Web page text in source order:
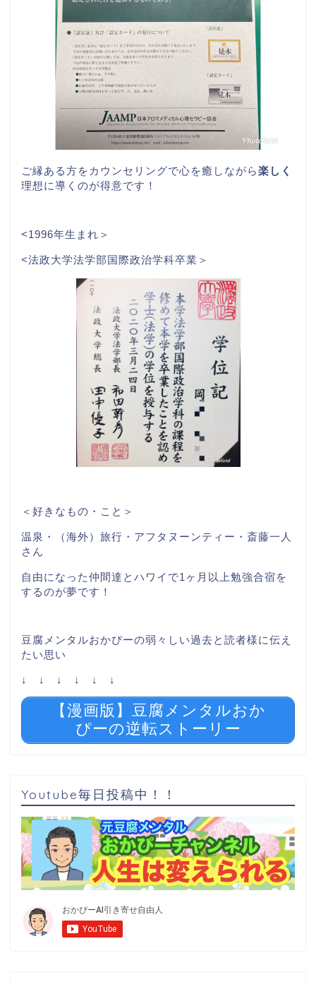
ご縁ある方をカウンセリングで心を癒しながら楽しく
理想に導くのが得意です！
<1996年生まれ＞
<法政大学法学部国際政治学科卒業＞
＜好きなもの・こと＞
温泉・（海外）旅行・アフタヌーンティー・斎藤一人
さん
自由になった仲間達とハワイで1ヶ月以上勉強合宿を
するのが夢です！
豆腐メンタルおかぴーの弱々しい過去と読者様に伝え
たい思い
↓ ↓ ↓ ↓ ↓ ↓
【漫画版】豆腐メンタルおか
ぴーの逆転ストーリー
Youtube毎日投稿中！！